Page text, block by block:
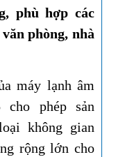
phù hợp các
phòng, nhà
máy lạnh âm
cho phép sản
không gian
rộng lớn cho